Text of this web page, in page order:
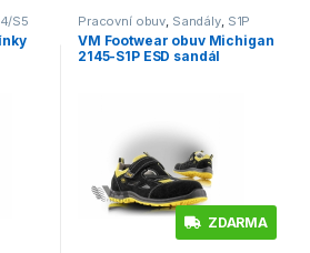
S5 Pracovní obuv Sandály, S1P
VM Footwear obuv Michigan
2145-S1P ESD sandál
ZDARMA